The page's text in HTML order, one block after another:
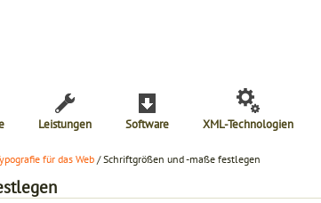
Leistungen Software XML-Technologien
für das Web/ Schriftgrößen und -maße festlegen